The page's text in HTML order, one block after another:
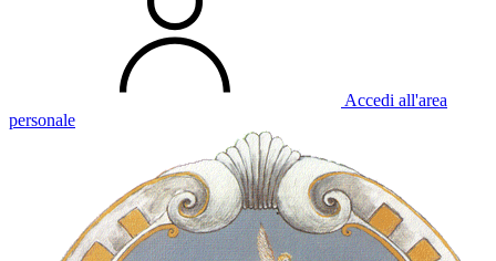
Accedi all'area
personale